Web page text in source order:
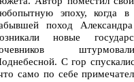
эпоху, когда
поход
новые
С гор
само по себе